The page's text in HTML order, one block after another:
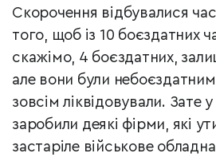
Скорочення відбувалися
того, щоб із 10 боєздатних
скажімо, 4 боєздатних,
але вони були
зовсім ліквідовували. Зате
заробили деякі фірми, які
застаріле військове